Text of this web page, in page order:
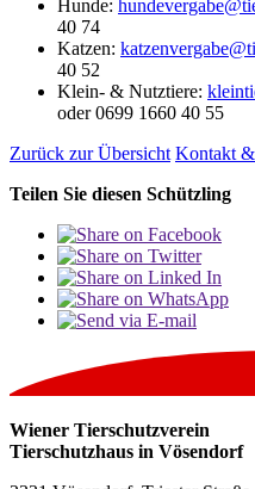
Hunde:
40 74
Katzen:
40 52
Klein- & Nutztiere:
oder 0699 1660 40 55
Zurück zur Übersicht Kontakt
Teilen Sie diesen Schützling
Wiener Tierschutzverein
Tierschutzhaus in Vösendorf